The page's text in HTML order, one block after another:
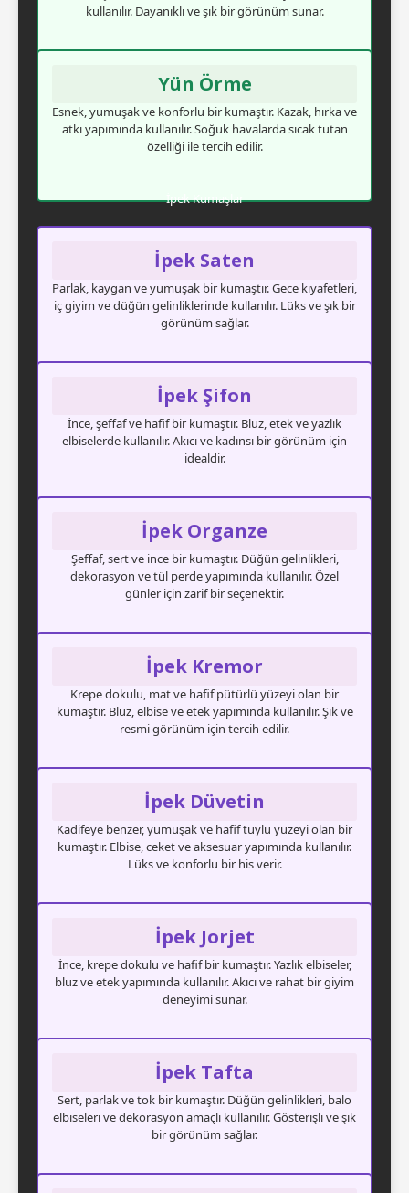
kullanılır. Dayanıklı ve şık bir görünüm sunar.
Yün Örme
Esnek, yumuşak ve konforlu bir kumaştır. Kazak, hırka ve
atkı yapımında kullanılır. Soğuk havalarda sıcak tutan
özelliği ile tercih edilir.
İpek Kumaşlar
İpek Saten
Parlak, kaygan ve yumuşak bir kumaştır. Gece kıyafetleri,
iç giyim ve düğün gelinliklerinde kullanılır. Lüks ve şık bir
görünüm sağlar.
İpek Şifon
İnce, şeffaf ve hafif bir kumaştır. Bluz, etek ve yazlık
elbiselerde kullanılır. Akıcı ve kadınsı bir görünüm için
idealdir.
İpek Organze
Şeffaf, sert ve ince bir kumaştır. Düğün gelinlikleri,
dekorasyon ve tül perde yapımında kullanılır. Özel
günler için zarif bir seçenektir.
İpek Kremor
Krepe dokulu, mat ve hafif pütürlü yüzeyi olan bir
kumaştır. Bluz, elbise ve etek yapımında kullanılır. Şık ve
resmi görünüm için tercih edilir.
İpek Düvetin
Kadifeye benzer, yumuşak ve hafif tüylü yüzeyi olan bir
kumaştır. Elbise, ceket ve aksesuar yapımında kullanılır.
Lüks ve konforlu bir his verir.
İpek Jorjet
İnce, krepe dokulu ve hafif bir kumaştır. Yazlık elbiseler,
bluz ve etek yapımında kullanılır. Akıcı ve rahat bir giyim
deneyimi sunar.
İpek Tafta
Sert, parlak ve tok bir kumaştır. Düğün gelinlikleri, balo
elbiseleri ve dekorasyon amaçlı kullanılır. Gösterişli ve şık
bir görünüm sağlar.